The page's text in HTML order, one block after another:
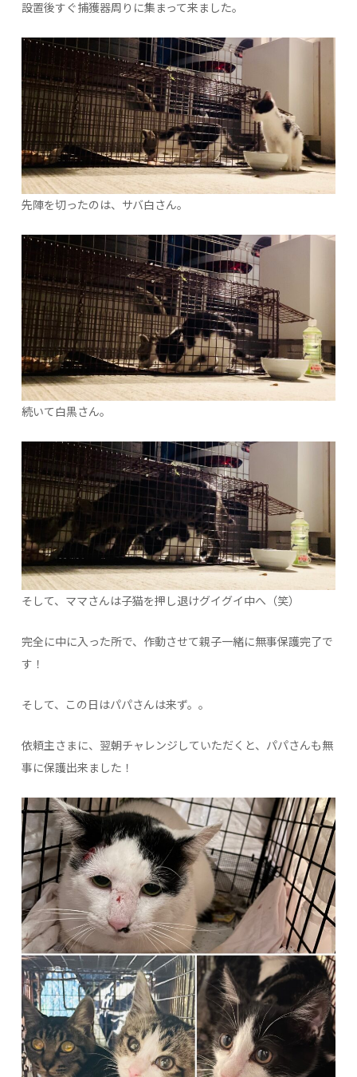
設置後すぐ捕獲器周りに集まって来ました。
先陣を切ったのは、サバ白さん。
続いて白黒さん。
そして、ママさんは子猫を押し退けグイグイ中へ（笑）
完全に中に入った所で、作動させて親子一緒に無事保護完了で
す！
そして、この日はパパさんは来ず。。
依頼主さまに、翌朝チャレンジしていただくと、パパさんも無
事に保護出来ました！